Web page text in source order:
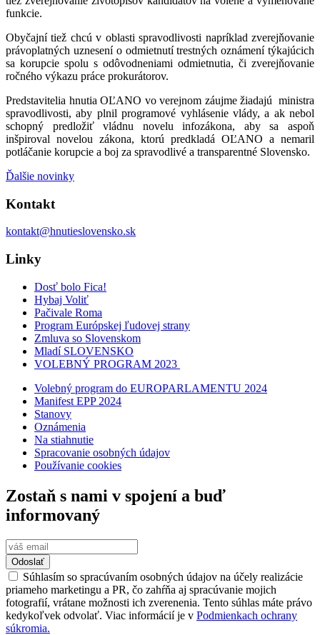
funkcie.
Obyčajní tiež chcú v oblasti spravodlivosti napríklad zverejňovanie
právoplatných uznesení o odmietnutí trestných oznámení týkajúcich
sa korupcie spolu s odôvodneniami odmietnutia, či zverejňovanie
ročného výkazu práce prokurátorov.
Predstavitelia hnutia OĽANO vo verejnom záujme žiadajú ministra
spravodlivosti, aby plnil programové vyhlásenie vlády, a ak nebol
schopný predložiť vládnu novelu infozákona, aby sa aspoň
inšpiroval novelou zákona, ktorú predkladá OĽANO a nemaril
potláčanie korupcie a boj za spravodlivé a transparentné Slovensko.
Ďalšie novinky
Kontakt
kontakt@hnutieslovensko.sk
Linky
Dosť bolo Fica!
Hybaj Voliť
Pačivale Roma
Program Európskej ľudovej strany
Zmluva so Slovenskom
Mladí SLOVENSKO
VOLEBNÝ PROGRAM 2023
Volebný program do EUROPARLAMENTU 2024
Manifest EPP 2024
Stanovy
Oznámenia
Na stiahnutie
Spracovanie osobných údajov
Používanie cookies
Zostaň s nami v spojení a buď
informovaný
Odoslať
Súhlasím so spracúvaním osobných údajov na účely realizácie
priameho marketingu a PR, čo zahŕňa aj spracúvanie mojich
fotografií, vrátane možnosti ich zverenenia. Tento súhlas máte právo
kedykoľvek odvolať. Viac informácií je v Podmienkach ochrany
súkromia.